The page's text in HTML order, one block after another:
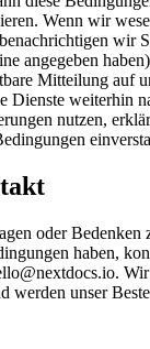
Wenn wir
wir
angegeben
Mitteilung auf
Dienste weiterhin
nutzen,
oder Bedenken
haben,
werden unser